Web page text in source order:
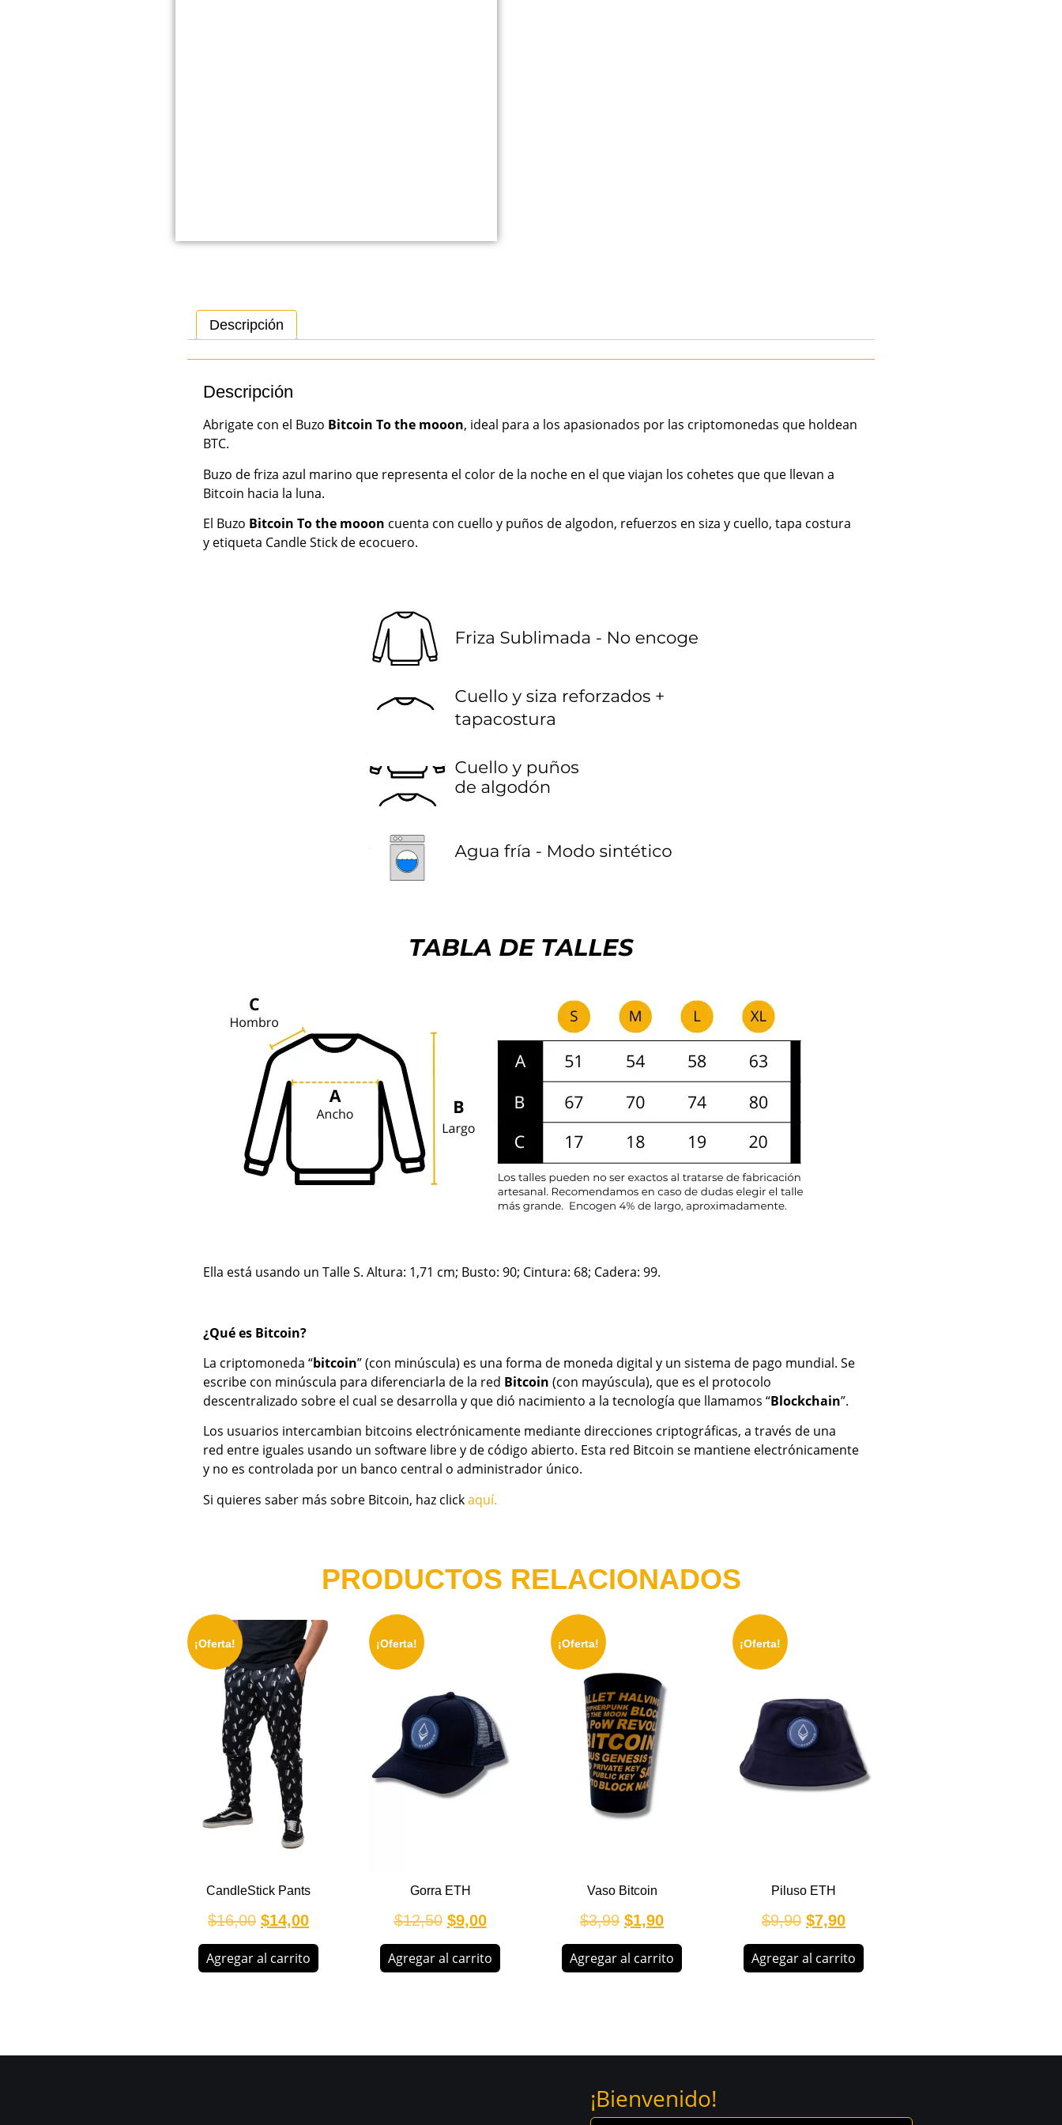
Descripción
Descripción
Abrigate con el Buzo Bitcoin To the mooon, ideal para a los apasionados por las criptomonedas que holdean
BTC.
Buzo de friza azul marino que representa el color de la noche en el que viajan los cohetes que que llevan a
Bitcoin hacia la luna.
El Buzo Bitcoin To the mooon cuenta con cuello y puños de algodon, refuerzos en siza y cuello, tapa costura
y etiqueta Candle Stick de ecocuero.
Ella está usando un Talle S. Altura: 1,71 cm; Busto: 90; Cintura: 68; Cadera: 99.
¿Qué es Bitcoin?
La criptomoneda “bitcoin” (con minúscula) es una forma de moneda digital y un sistema de pago mundial. Se
escribe con minúscula para diferenciarla de la red Bitcoin (con mayúscula), que es el protocolo
descentralizado sobre el cual se desarrolla y que dió nacimiento a la tecnología que llamamos “Blockchain”.
Los usuarios intercambian bitcoins electrónicamente mediante direcciones criptográficas, a través de una
red entre iguales usando un software libre y de código abierto. Esta red Bitcoin se mantiene electrónicamente
y no es controlada por un banco central o administrador único.
Si quieres saber más sobre Bitcoin, haz clickaquí.
PRODUCTOS RELACIONADOS
¡Oferta!
CandleStick Pants
$16,00 $14,00
Agregar al carrito
¡Oferta!
Gorra ETH
$12,50 $9,00
Agregar al carrito
¡Oferta!
Vaso Bitcoin
$3,99 $1,90
Agregar al carrito
¡Oferta!
Piluso ETH
$9,90 $7,90
Agregar al carrito
¡Bienvenido!